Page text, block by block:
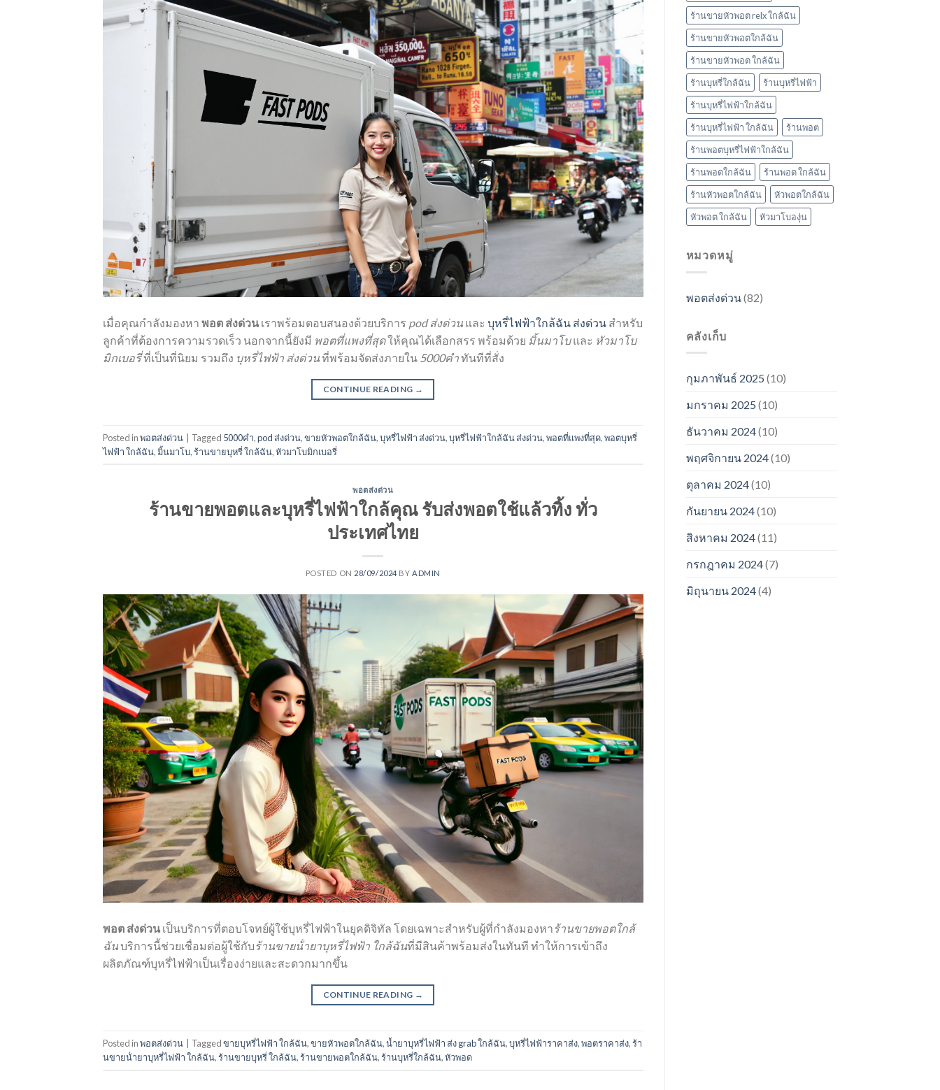
เมื่อคุณกำลังมองหา พอต ส่งด่วน เราพร้อมตอบสนองด้วยบริการ pod ส่งด่วน และ บุหรี่ไฟฟ้าใกล้ฉัน ส่งด่วน สำหรับ
ลูกค้าที่ต้องการความรวดเร็ว นอกจากนี้ยังมี พอตที่แพงที่สุดให้คุณได้เลือกสรร พร้อมด้วย มิ้นมาโบและ หัวมาโบ
มิกเบอรี่ที่เป็นที่นิยม รวมถึง บุหรี่ไฟฟ้า ส่งด่วนที่พร้อมจัดส่งภายใน 5000คำทันทีที่สั่ง
CONTINUE READING →
Posted inพอตส่งด่วน Tagged 5000คำ,pod ส่งด่วน,ขายหัวพอตใกล้ฉัน,บุหรี่ไฟฟ้า ส่งด่วน,บุหรี่ไฟฟ้าใกล้ฉัน ส่งด่วน,พอตที่แพงที่สุด,พอตบุหรี่
ไฟฟ้า ใกล้ฉัน,มิ้นมาโบ,ร้านขายบุหรี่ ใกล้ฉัน,หัวมาโบมิกเบอรี่
พอตส่งด่วน
ร้านขายพอตและบุหรี่ไฟฟ้าใกล้คุณ รับส่งพอตใช้แล้วทิ้ง ทั่ว
ประเทศไทย
POSTED ON 28/09/2024 BYADMIN
พอต ส่งด่วน เป็นบริการที่ตอบโจทย์ผู้ใช้บุหรี่ไฟฟ้าในยุคดิจิทัล โดยเฉพาะสำหรับผู้ที่กำลังมองหาร้านขายพอตใกล้
ฉันบริการนี้ช่วยเชื่อมต่อผู้ใช้กับร้านขายน้ํายาบุหรี่ไฟฟ้า ใกล้ฉันที่มีสินค้าพร้อมส่งในทันที ทำให้การเข้าถึง
ผลิตภัณฑ์บุหรี่ไฟฟ้าเป็นเรื่องง่ายและสะดวกมากขึ้น
CONTINUE READING →
Posted inพอตส่งด่วน Taggedขายบุหรี่ไฟฟ้า ใกล้ฉัน,ขายหัวพอตใกล้ฉัน,น้ำยาบุหรี่ไฟฟ้า ส่ง grab ใกล้ฉัน,บุหรี่ไฟฟ้าราคาส่ง,พอตราคาส่ง,ร้า
นขายน้ํายาบุหรี่ไฟฟ้า ใกล้ฉัน,ร้านขายบุหรี่ ใกล้ฉัน,ร้านขายพอตใกล้ฉัน,ร้านบุหรี่ใกล้ฉัน,หัวพอด
ร้านขายหัวพอต relx ใกล้ฉัน
ร้านขายหัวพอตใกล้ฉัน
ร้านขายหัวพอต ใกล้ฉัน
ร้านบุหรี่ใกล้ฉัน
ร้านบุหรี่ไฟฟ้า
ร้านบุหรี่ไฟฟ้าใกล้ฉัน
ร้านบุหรี่ไฟฟ้า ใกล้ฉัน
ร้านพอต
ร้านพอตบุหรี่ไฟฟ้าใกล้ฉัน
ร้านพอตใกล้ฉัน
ร้านพอต ใกล้ฉัน
ร้านหัวพอตใกล้ฉัน
หัวพอตใกล้ฉัน
หัวพอต ใกล้ฉัน
หัวมาโบองุ่น
หมวดหมู่
พอตส่งด่วน(82)
คลังเก็บ
กุมภาพันธ์ 2025 (10)
มกราคม 2025 (10)
ธันวาคม 2024(10)
พฤศจิกายน 2024(10)
ตุลาคม 2024(10)
กันยายน 2024(10)
สิงหาคม 2024(11)
กรกฎาคม 2024(7)
มิถุนายน 2024(4)